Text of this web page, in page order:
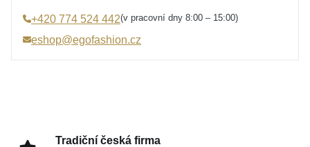
Osazení
Zirkon
Specifikace kamene
Barva
stříbrná, zelená, černá
Šířka přívěsku
12 mm
+420 774 524 442(v pracovní dny 8:00 – 15:00)
eshop@egofashion.cz
Tradiční česká firma